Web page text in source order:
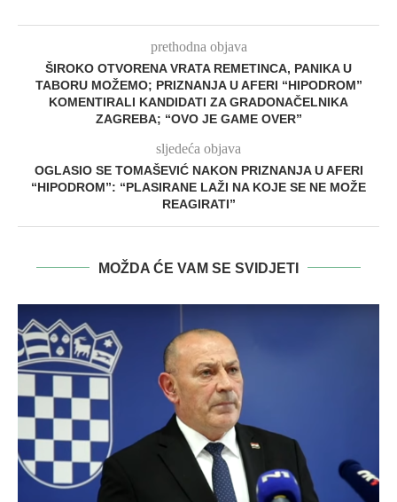
prethodna objava
ŠIROKO OTVORENA VRATA REMETINCA, PANIKA U
TABORU MOŽEMO; PRIZNANJA U AFERI “HIPODROM”
KOMENTIRALI KANDIDATI ZA GRADONAČELNIKA
ZAGREBA; “OVO JE GAME OVER”
sljedeća objava
OGLASIO SE TOMAŠEVIĆ NAKON PRIZNANJA U AFERI
“HIPODROM”: “PLASIRANE LAŽI NA KOJE SE NE MOŽE
REAGIRATI”
MOŽDA ĆE VAM SE SVIDJETI